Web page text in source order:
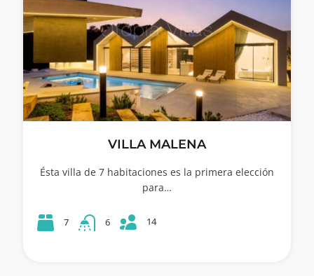
VILLA MALENA
Ésta villa de 7 habitaciones es la primera elección
para…
7 6 14